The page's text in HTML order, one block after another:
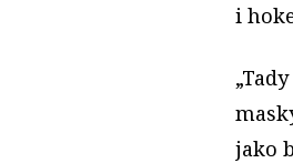
i
jako